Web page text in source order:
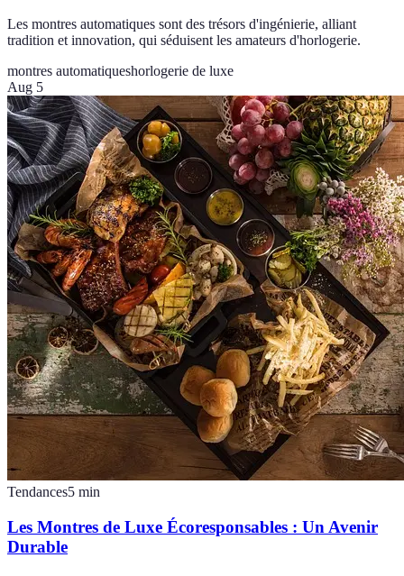
Les montres automatiques sont des trésors d'ingénierie, alliant
tradition et innovation, qui séduisent les amateurs d'horlogerie.
montres automatiqueshorlogerie de luxe
Aug 5
Tendances5 min
Les Montres de Luxe Écoresponsables : Un Avenir
Durable